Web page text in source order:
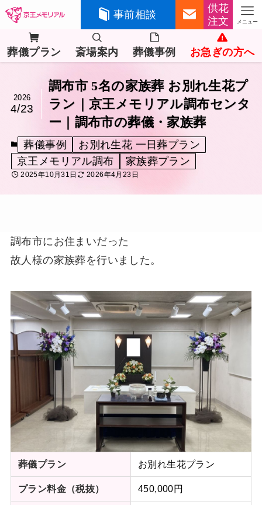
事前相談
供花
注文
メニュー
葬儀プラン 斎場案内 葬儀事例 お急ぎの方へ
調布市 5名の家族葬 お別れ生花プ
ラン｜京王メモリアル調布センタ
ー｜調布市の葬儀・家族葬
2026
4/23
葬儀事例
お別れ生花 一日葬プラン
京王メモリアル調布
家族葬プラン
2025年10月31日 2026年4月23日
調布市にお住まいだった
故人様の家族葬を行いました。
葬儀プラン お別れ生花プラン
プラン料金（税抜） 450,000円